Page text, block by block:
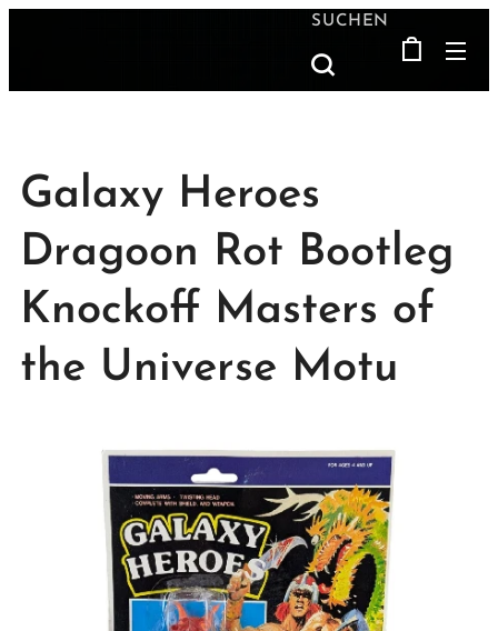
SUCHEN
Galaxy Heroes
Dragoon Rot Bootleg
Knockoff Masters of
the Universe Motu